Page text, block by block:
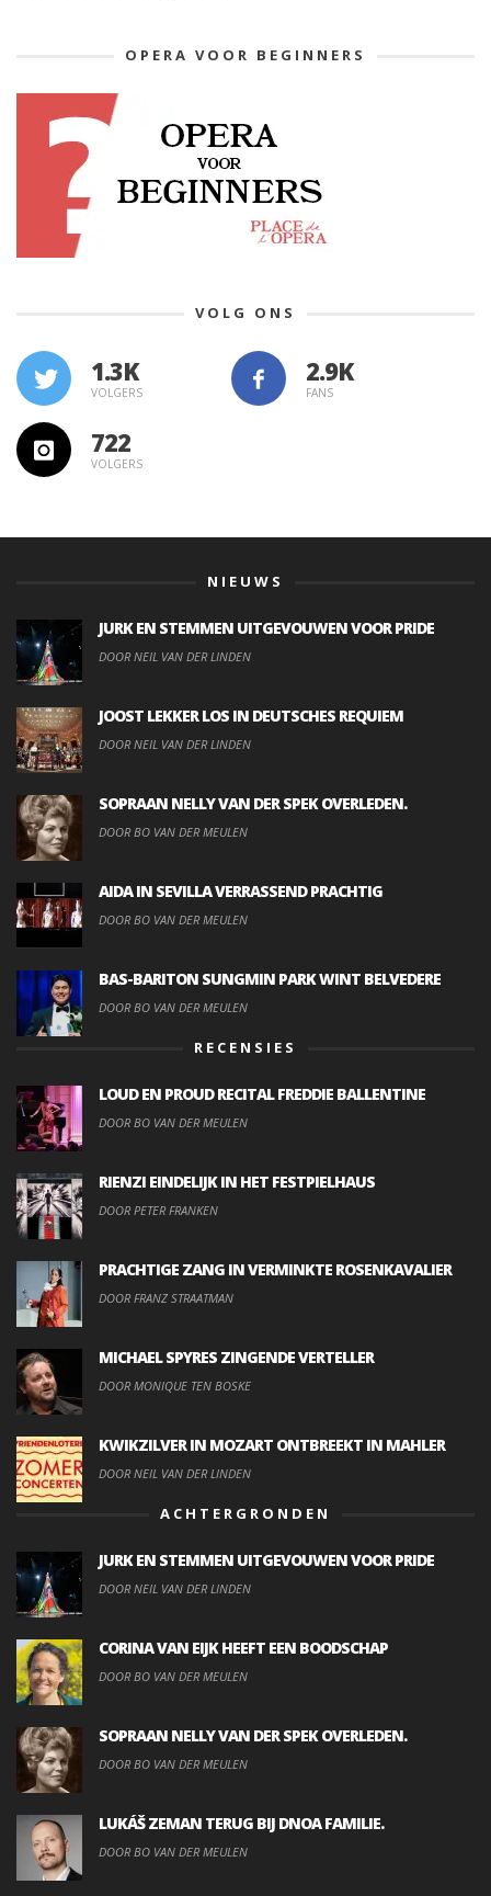
OPERA VOOR BEGINNERS
VOLG ONS
1.3K
VOLGERS FANS
722
VOLGERS
NIEUWS
JURK EN STEMMEN UITGEVOUWEN VOOR PRIDE
DOOR NEIL VAN DER LINDEN
JOOST LEKKER LOS IN DEUTSCHES REQUIEM
DOOR NEIL VAN DER LINDEN
SOPRAAN NELLY VAN DER SPEK OVERLEDEN.
DOOR BO VAN DER MEULEN
AIDA IN SEVILLA VERRASSEND PRACHTIG
DOOR BO VAN DER MEULEN
BAS-BARITON SUNGMIN PARK WINT BELVEDERE
DOOR BO VAN DER MEULEN
RECENSIES
LOUD EN PROUD RECITAL FREDDIE BALLENTINE
DOOR BO VAN DER MEULEN
RIENZI EINDELIJK IN HET FESTPIELHAUS
DOOR PETER FRANKEN
PRACHTIGE ZANG IN VERMINKTE ROSENKAVALIER
DOOR FRANZ STRAATMAN
MICHAEL SPYRES ZINGENDE VERTELLER
DOOR MONIQUE TEN BOSKE
KWIKZILVER IN MOZART ONTBREEKT IN MAHLER
DOOR NEIL VAN DER LINDEN
ACHTERGRONDEN
JURK EN STEMMEN UITGEVOUWEN VOOR PRIDE
DOOR NEIL VAN DER LINDEN
CORINA VAN EIJK HEEFT EEN BOODSCHAP
DOOR BO VAN DER MEULEN
SOPRAAN NELLY VAN DER SPEK OVERLEDEN.
DOOR BO VAN DER MEULEN
LUKÁŠ ZEMAN TERUG BIJ DNOA FAMILIE.
DOOR BO VAN DER MEULEN